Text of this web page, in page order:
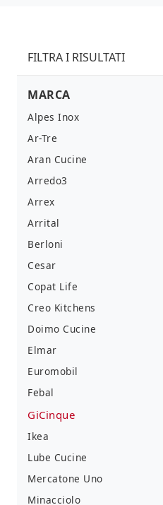
FILTRA I RISULTATI
MARCA
Alpes Inox
Ar-Tre
Aran Cucine
Arredo3
Arrex
Arrital
Berloni
Cesar
Copat Life
Creo Kitchens
Doimo Cucine
Elmar
Euromobil
Febal
GiCinque
Ikea
Lube Cucine
Mercatone Uno
Minacciolo